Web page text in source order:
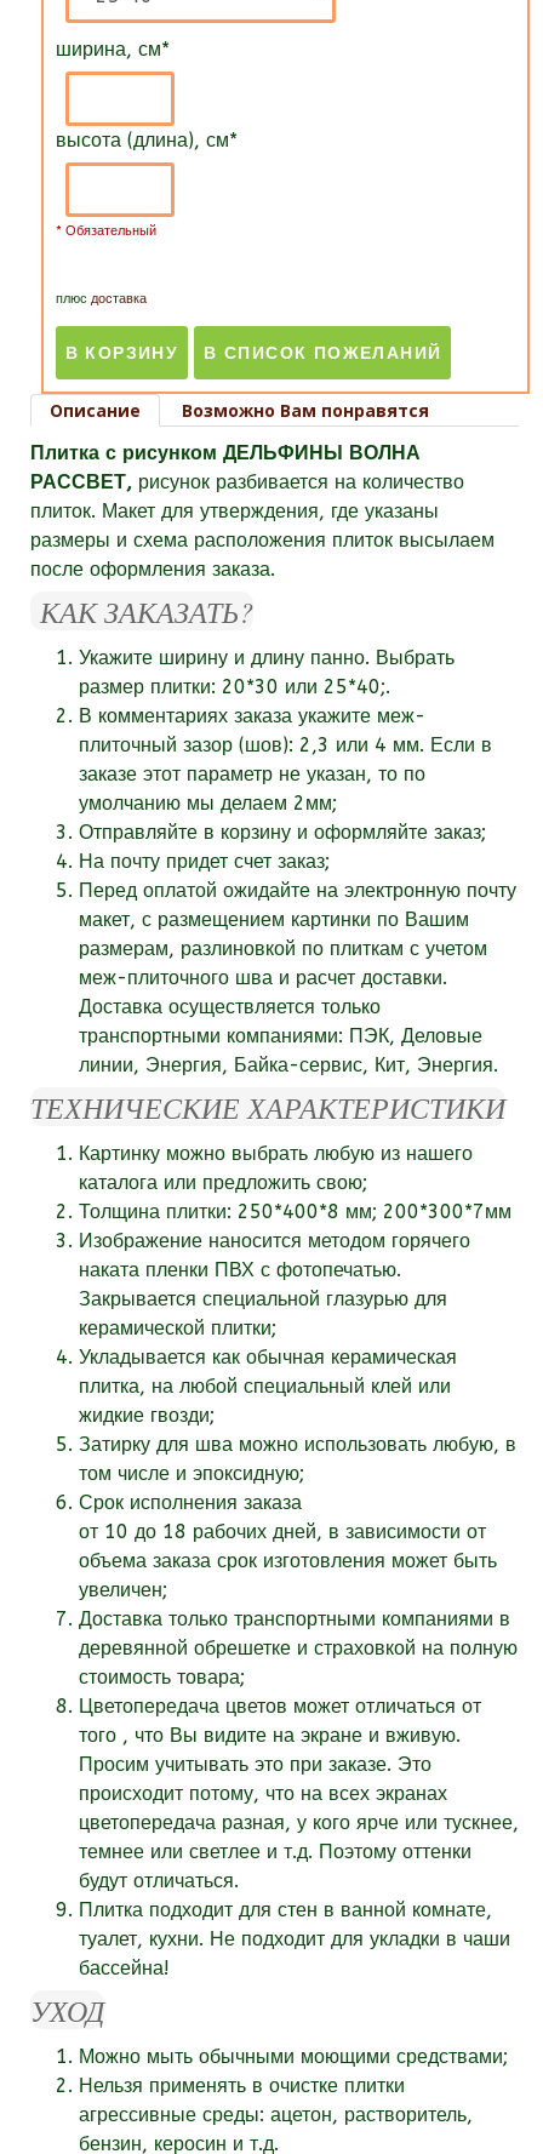
ширина, см*
высота (длина), см*
* Обязательный
плюс доставка
Описание
Возможно Вам понравятся
Плитка с рисунком ДЕЛЬФИНЫ ВОЛНА
РАССВЕТ, рисунок разбивается на количество
плиток. Макет для утверждения, где указаны
размеры и схема расположения плиток высылаем
после оформления заказа.
КАК ЗАКАЗАТЬ?
Укажите ширину и длину панно. Выбрать
размер плитки: 20*30 или 25*40;.
В комментариях заказа укажите меж-
плиточный зазор (шов): 2,3 или 4 мм. Если в
заказе этот параметр не указан, то по
умолчанию мы делаем 2мм;
Отправляйте в корзину и оформляйте заказ;
На почту придет счет заказ;
Перед оплатой ожидайте на электронную почту
макет, с размещением картинки по Вашим
размерам, разлиновкой по плиткам с учетом
меж-плиточного шва и расчет доставки.
Доставка осуществляется только
транспортными компаниями: ПЭК, Деловые
линии, Энергия, Байка-сервис, Кит, Энергия.
ТЕХНИЧЕСКИЕ ХАРАКТЕРИСТИКИ
Картинку можно выбрать любую из нашего
каталога или предложить свою;
Толщина плитки: 250*400*8 мм; 200*300*7мм
Изображение наносится методом горячего
наката пленки ПВХ с фотопечатью.
Закрывается специальной глазурью для
керамической плитки;
Укладывается как обычная керамическая
плитка, на любой специальный клей или
жидкие гвозди;
Затирку для шва можно использовать любую, в
том числе и эпоксидную;
Срок исполнения заказа
от 10 до 18 рабочих дней, в зависимости от
объема заказа срок изготовления может быть
увеличен;
Доставка только транспортными компаниями в
деревянной обрешетке и страховкой на полную
стоимость товара;
Цветопередача цветов может отличаться от
того , что Вы видите на экране и вживую.
Просим учитывать это при заказе. Это
происходит потому, что на всех экранах
цветопередача разная, у кого ярче или тускнее,
темнее или светлее и т.д. Поэтому оттенки
будут отличаться.
Плитка подходит для стен в ванной комнате,
туалет, кухни. Не подходит для укладки в чаши
бассейна!
УХОД
Можно мыть обычными моющими средствами;
Нельзя применять в очистке плитки
агрессивные среды: ацетон, растворитель,
бензин, керосин и т.д.